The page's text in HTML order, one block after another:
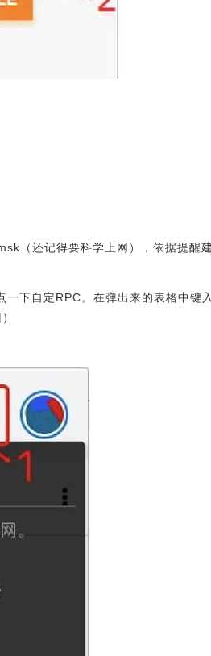
（还记得要科学上网），依据提醒
下自定RPC。在弹出来的表格中键